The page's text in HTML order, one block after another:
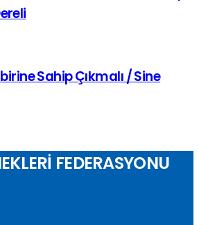
Sahip Çıkmalı / Sine
FEDERASYONU